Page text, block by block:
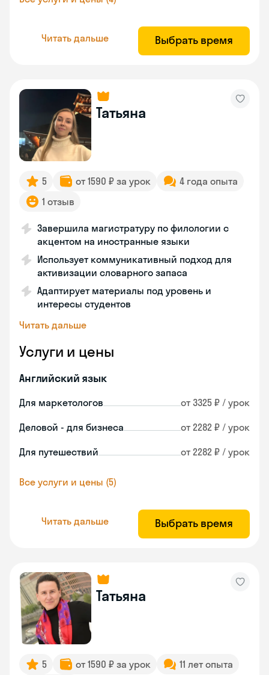
Читать дальше Выбрать время
Татьяна
5 от 1590 ₽ за урок
4 года опыта
1 отзыв
Завершила магистратуру по филологии с
акцентом на иностранные языки
Использует коммуникативный подход для
активизации словарного запаса
Адаптирует материалы под уровень и
интересы студентов
Читать дальше
Услуги и цены
Английский язык
Для маркетологов от 3325 ₽ / урок
Деловой - для бизнеса от 2282 ₽ / урок
Для путешествий от 2282 ₽ / урок
Все услуги и цены (5)
Читать дальше Выбрать время
Татьяна
5 от 1590 ₽ за урок
11 лет опыта